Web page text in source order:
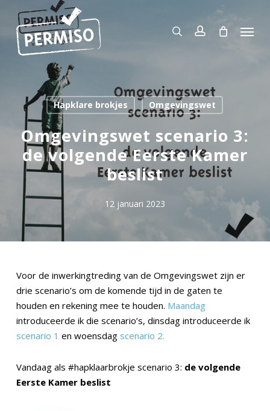
main
content
search account Menu
Hapklare brokjes Omgevingswet
Omgevingswet scenario 3:
de volgende Eerste Kamer
beslist
12 januari 2023
Voor de inwerkingtreding van de Omgevingswet zijn er
drie scenario’s om de komende tijd in de gaten te
houden en rekening mee te houden. Maandag
introduceerde ik die scenario’s, dinsdag introduceerde ik
scenario 1 en woensdag scenario 2.
Vandaag als #hapklaarbrokje scenario 3: de volgende
Eerste Kamer beslist